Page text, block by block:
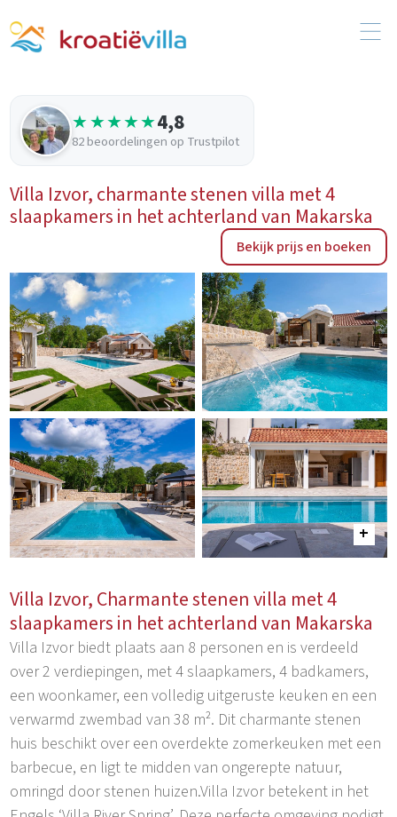
★★★★★4,8
82 beoordelingen op Trustpilot
Villa Izvor, charmante stenen villa met 4
slaapkamers in het achterland van Makarska
Bekijk prijs en boeken
Villa Izvor, Charmante stenen villa met 4
slaapkamers in het achterland van Makarska
Villa Izvor biedt plaats aan 8 personen en is verdeeld
over 2 verdiepingen, met 4 slaapkamers, 4 badkamers,
een woonkamer, een volledig uitgeruste keuken en een
verwarmd zwembad van 38 m². Dit charmante stenen
huis beschikt over een overdekte zomerkeuken met een
barbecue, en ligt te midden van ongerepte natuur,
omringd door stenen huizen.Villa Izvor betekent in het